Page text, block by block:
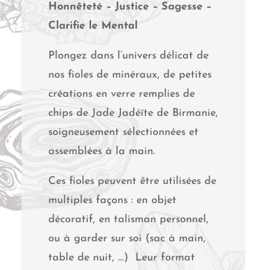
Honnêteté – Justice – Sagesse –
Clarifie le Mental
Plongez dans l’univers délicat de
nos fioles de minéraux, de petites
créations en verre remplies de
chips de Jade Jadéïte de Birmanie,
soigneusement sélectionnées et
assemblées à la main.
Ces fioles peuvent être utilisées de
multiples façons : en objet
décoratif, en talisman personnel,
ou à garder sur soi (sac à main,
table de nuit, …) Leur format